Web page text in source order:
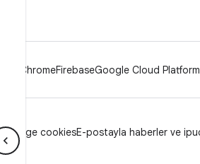
ChromeFirebaseGoogle Cloud Platform
Manage cookiesE-postayla haberler ve